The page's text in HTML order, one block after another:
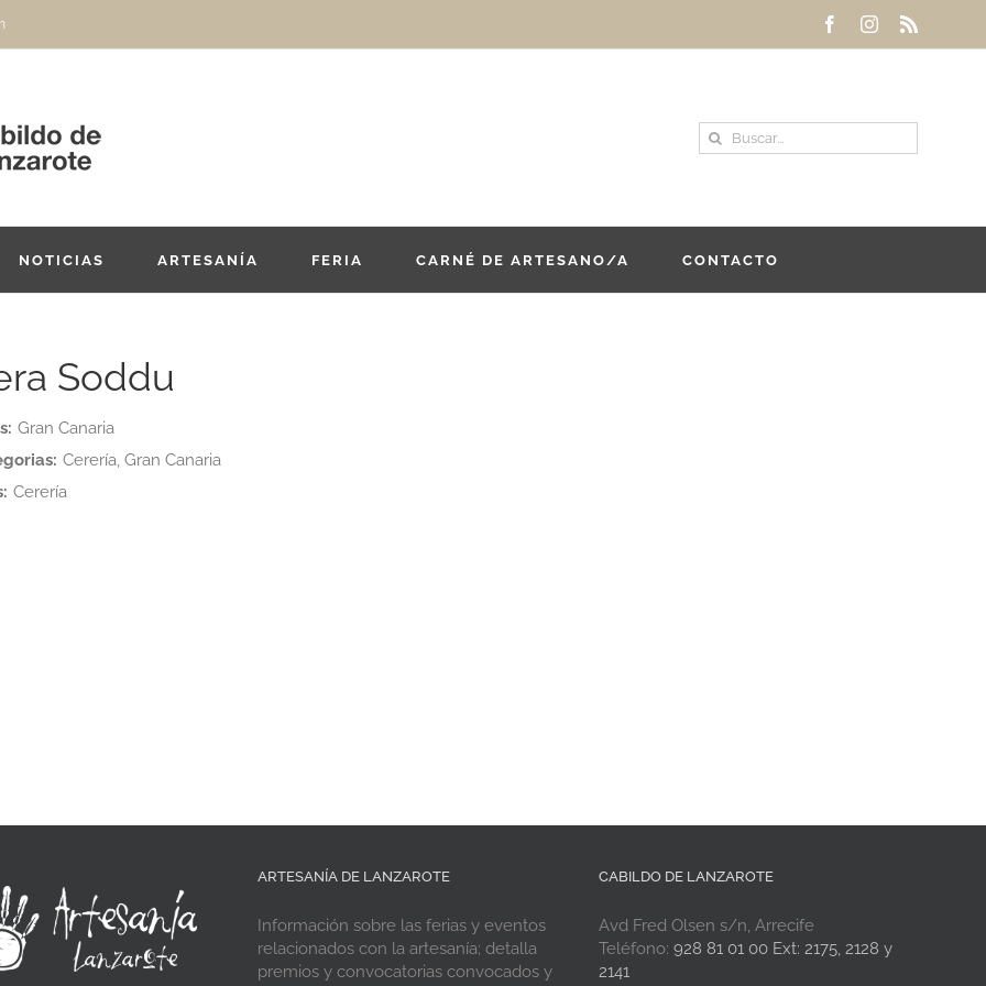
FacebookInstagram
Buscar:
NOTICIAS ARTESANÍA FERIA CARNÉ DE ARTESANO/A CONTACTO
Soddu
Gran Canaria
Cerería, Gran Canaria
Cerería
ARTESANÍA DE LANZAROTE
Información sobre las ferias y eventos
relacionados con la artesanía; detalla
premios y convocatorias convocados y
CABILDO DE LANZAROTE
Avd Fred Olsen s/n, Arrecife
Teléfono: 928 81 01 00 Ext: 2175, 2128 y
2141